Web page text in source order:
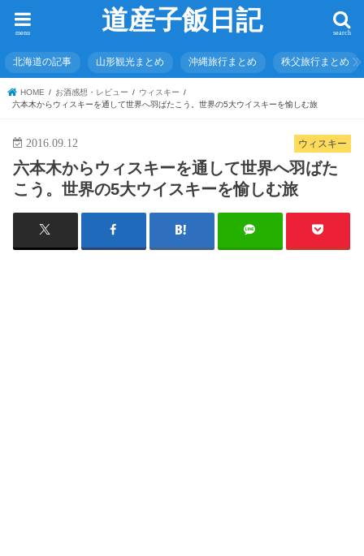
道産子飯日記 search
menu
北海道の記事 山形観光まとめ 沖縄旅行まとめ 秩父旅行まとめ
HOME お酒感想・レビュー
ウィスキー
六本木からウィスキーを通して世界へ羽ばたこう。世界の5大ウイスキーを愉しむ旅
ウィスキー
2016.09.12
六本木からウィスキーを通して世界へ羽ばた
こう。世界の5大ウイスキーを愉しむ旅